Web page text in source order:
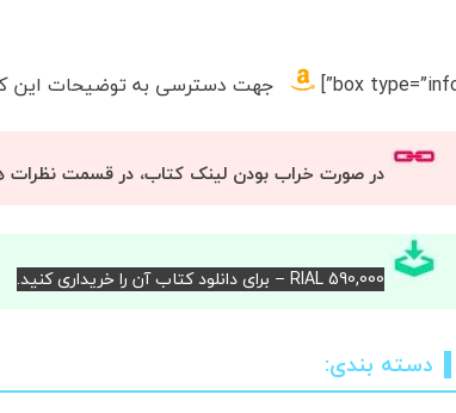
جهت دسترسی به توضیحات این
در صورت خراب بودن لینک کتاب، در قسمت
RIAL 590,000 – برای دانلود کتاب آن را خریداری کنید.
دسته بندی: